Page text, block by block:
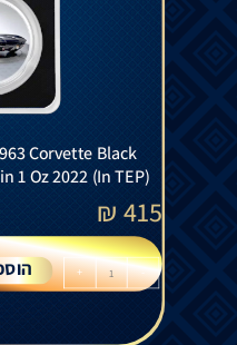
Corvette Black
1 Oz 2022 (In TEP)
415
₪
-
+